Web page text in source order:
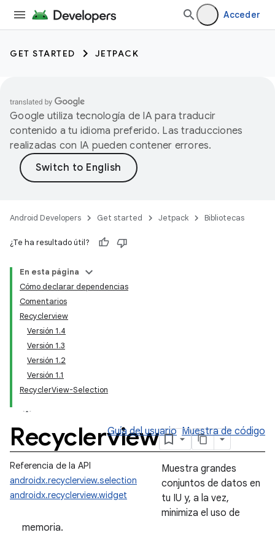
Acceder
GET STARTED JETPACK
Google utiliza tecnología de IA para traducir
contenido a tu idioma preferido. Las traducciones
realizadas con IA pueden contener errores.
Android Developers Get started Jetpack Bibliotecas
¿Te ha resultado útil?
En esta página
Cómo declarar dependencias
Comentarios
Recyclerview
Versión 1.4
Versión 1.3
Versión 1.2
Versión 1.1
RecyclerView-Selection
Recyclerview
Guía del usuario Muestra de código
Referencia de la API
androidx.recyclerview.selection
androidx.recyclerview.widget
Muestra grandes
conjuntos de datos en
tu IU y, a la vez,
minimiza el uso de
memoria.